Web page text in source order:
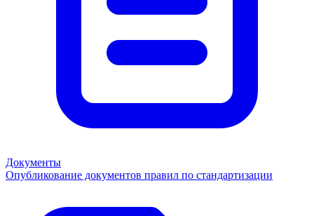
Документы
Опубликование документов правил по стандартизации